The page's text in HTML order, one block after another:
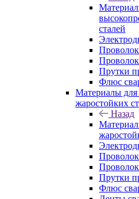
сталей
Прутки
Флюс
Материалы
жаростойких
Назад
Прутки
Флюс